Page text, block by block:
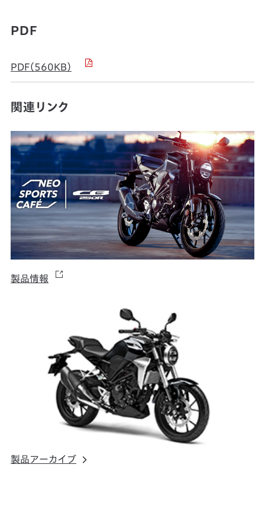
PDF
PDF（560KB）
関連リンク
製品情報
製品アーカイブ